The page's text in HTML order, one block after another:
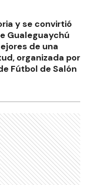
y se convirtió
Gualeguaychú
de una
organizada por
Fútbol de Salón